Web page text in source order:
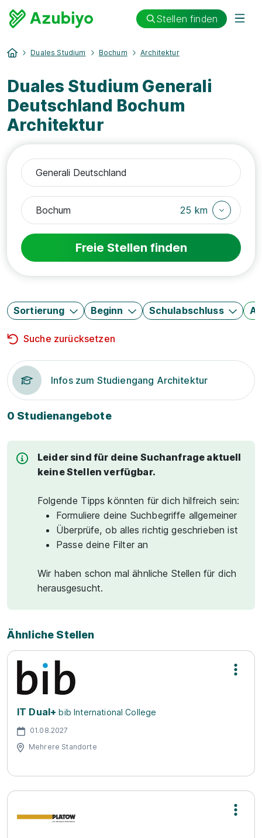
Stellen finden
Duales Studium Bochum Architektur
Duales Studium Generali
Deutschland Bochum
Architektur
25 km
Freie Stellen finden
Sortierung Beginn Schulabschluss
Suche zurücksetzen
Infos zum Studiengang Architektur
0 Studienangebote
Leider sind für deine Suchanfrage aktuell
keine Stellen verfügbar.
Folgende Tipps könnten für dich hilfreich sein:
Formuliere deine Suchbegriffe allgemeiner
Überprüfe, ob alles richtig geschrieben ist
Passe deine Filter an
Wir haben schon mal ähnliche Stellen für dich
herausgesucht.
Ähnliche Stellen
IT Dual+ bib International College
01.08.2027
Mehrere Standorte